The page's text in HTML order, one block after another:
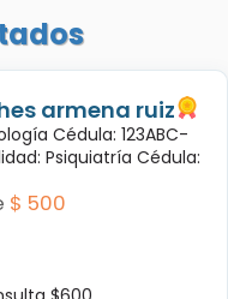
armena ruiz
Cédula: 123ABC-
Psiquiatría Cédula:
$ 500